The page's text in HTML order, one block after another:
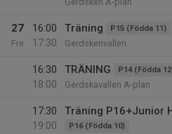
27
Fre
16:00
17:30
Träning P15 (Födda 11)
Gerdskenvallen
16:30
18:00
TRÄNING P14 (Födda
Gerdskavallen A-plan
17:30
19:00
Träning P16+Junior
P16 (Födda 10)